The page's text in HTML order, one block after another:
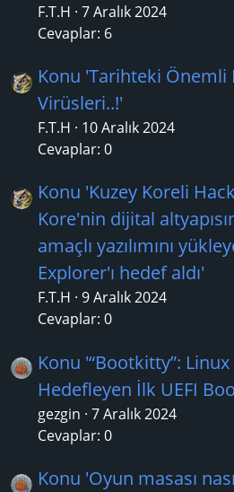
F.T.H 7 Aralık 2024
Cevaplar: 6
Konu 'Tarihteki Önemli
Virüsleri..!'
F.T.H
10 Aralık 2024
Cevaplar: 0
Konu 'Kuzey Koreli
Kore'nin dijital
amaçlı yazılımını
Explorer'ı hedef aldı'
F.T.H 9 Aralık 2024
Cevaplar: 0
Konu '“Bootkitty”:
Hedefleyen İlk UEFI
gezgin 7 Aralık 2024
Cevaplar: 0
Konu 'Oyun masası